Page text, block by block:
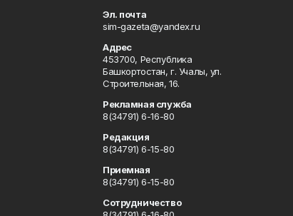
Эл. почта
sim-gazeta@yandex.ru
Адрес
453700, Республика
Башкортостан, г. Учалы, ул.
Строительная, 16.
Рекламная служба
8(34791) 6-16-80
Редакция
8(34791) 6-15-80
Приемная
8(34791) 6-15-80
Сотрудничество